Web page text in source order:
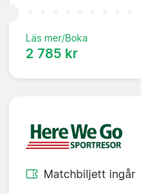
Läs mer/Boka
2 785 kr
Matchbiljett ingår